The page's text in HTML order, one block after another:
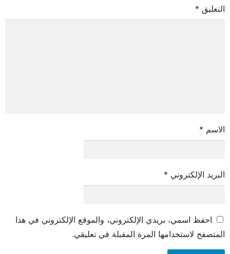
التعليق *
الاسم *
البريد الإلكتروني *
احفظ اسمي، بريدي الإلكتروني، والموقع الإلكتروني في هذا
المتصفح لاستخدامها المرة المقبلة في تعليقي.